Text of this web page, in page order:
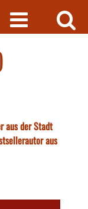
aus der Stadt
aus